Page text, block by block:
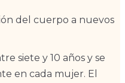
del cuerpo a nuevos
siete y 10 años y se
en cada mujer. El